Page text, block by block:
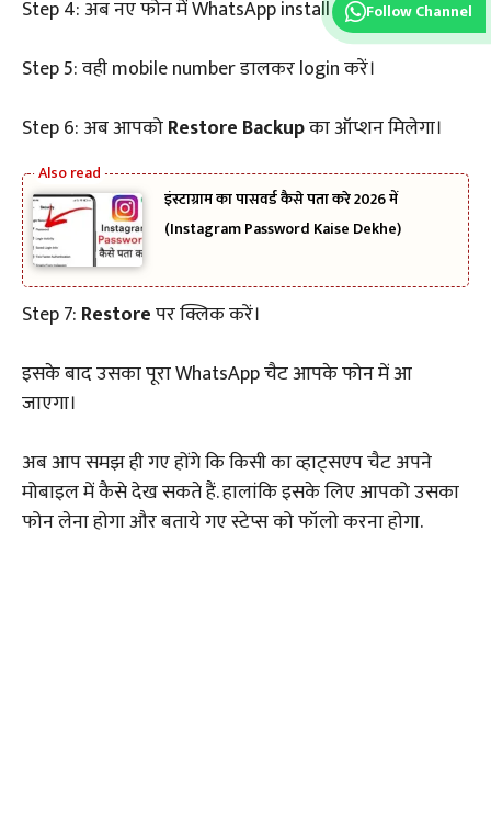
Follow Channel
Step 4: अब नए फोन में WhatsApp install करें।
Step 5: वही mobile number डालकर login करें।
Step 6: अब आपकोRestore Backupका ऑप्शन मिलेगा।
इंस्टाग्राम का पासवर्ड कैसे पता करे 2026 में
(Instagram Password Kaise Dekhe)
Step 7: Restoreपर क्लिक करें।
इसके बाद उसका पूरा WhatsApp चैट आपके फोन में आ
जाएगा।
अब आप समझ ही गए होंगे कि किसी का व्हाट्सएप चैट अपने
मोबाइल में कैसे देख सकते हैं. हालांकि इसके लिए आपको उसका
फोन लेना होगा और बताये गए स्टेप्स को फॉलो करना होगा.